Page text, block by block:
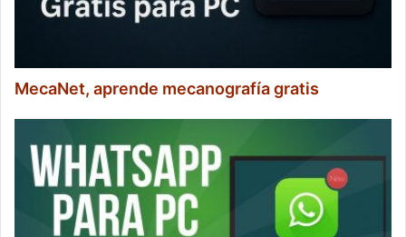
MecaNet, aprende mecanografía gratis